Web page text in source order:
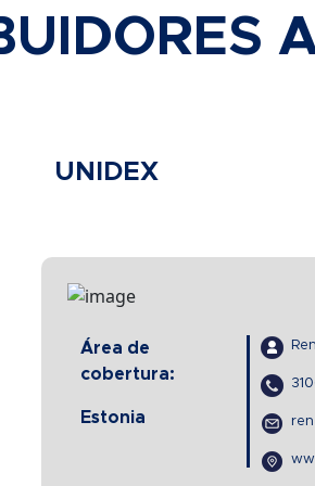
UNIDEX
Área de
cobertura:
Estonia